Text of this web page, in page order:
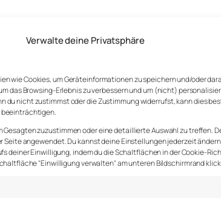
Verwalte deine Privatsphäre
wie Cookies, um Geräteinformationen zu speichern und/oder
das Browsing-Erlebnis zu verbessern und um (nicht)
du nicht zustimmst oder die Zustimmung widerrufst, kann dies
beeinträchtigen.
Gesagten zuzustimmen oder eine detaillierte Auswahl zu treffen.
Seite angewendet. Du kannst deine Einstellungen jederzeit
deiner Einwilligung, indem du die Schaltflächen in der Cookie-
"Einwilligung verwalten" am unteren Bildschirmrand
Building). Das Wahrzeichen von New
mit mindestens genauso großen
Solche Häuser entstehen, weil
muss, um den Wert der Immobilie
in die urbane Wirklichkeit der USA.